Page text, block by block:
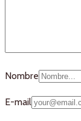
Nombre
E-mail